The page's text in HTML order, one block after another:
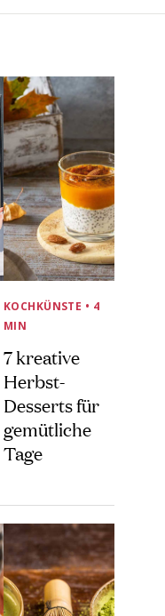
KOCHKÜNSTE • 4
MIN
7 kreative
Herbst-
Desserts für
gemütliche
Tage